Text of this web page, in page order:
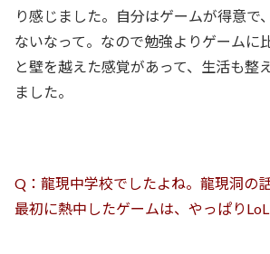
り感じました。自分はゲームが得意で
ないなって。なので勉強よりゲームに
と壁を越えた感覚があって、生活も整
ました。
Q：龍現中学校でしたよね。龍現洞の
最初に熱中したゲームは、やっぱり